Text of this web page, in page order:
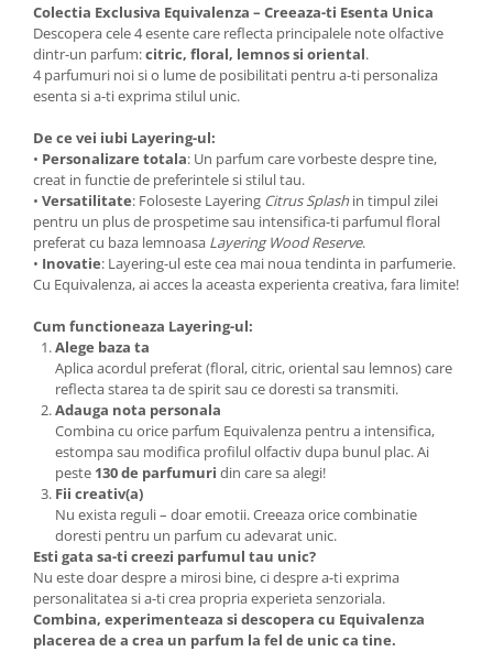
Colectia Exclusiva Equivalenza – Creeaza-ti Esenta Unica
Descopera cele 4 esente care reflecta principalele note olfactive
dintr-un parfum:citric, floral, lemnos si oriental.
4 parfumuri noi si o lume de posibilitati pentru a-ti personaliza
esenta si a-ti exprima stilul unic.
De ce vei iubi Layering-ul:
• Personalizare totala: Un parfum care vorbeste despre tine,
creat in functie de preferintele si stilul tau.
• Versatilitate: Foloseste Layering Citrus Splashin timpul zilei
pentru un plus de prospetime sau intensifica-ti parfumul floral
preferat cu baza lemnoasa Layering Wood Reserve.
• Inovatie: Layering-ul este cea mai noua tendinta in parfumerie.
Cu Equivalenza, ai acces la aceasta experienta creativa, fara limite!
Cum functioneaza Layering-ul:
Alege baza ta
Aplica acordul preferat (floral, citric, oriental sau lemnos) care
reflecta starea ta de spirit sau ce doresti sa transmiti.
Adauga nota personala
Combina cu orice parfum Equivalenza pentru a intensifica,
estompa sau modifica profilul olfactiv dupa bunul plac. Ai
peste 130 de parfumuri din care sa alegi!
Fii creativ(a)
Nu exista reguli – doar emotii. Creeaza orice combinatie
doresti pentru un parfum cu adevarat unic.
Esti gata sa-ti creezi parfumul tau unic?
Nu este doar despre a mirosi bine, ci despre a-ti exprima
personalitatea si a-ti crea propria experieta senzoriala.
Combina, experimenteaza si descopera cu Equivalenza
placerea de a crea un parfum la fel de unic ca tine.